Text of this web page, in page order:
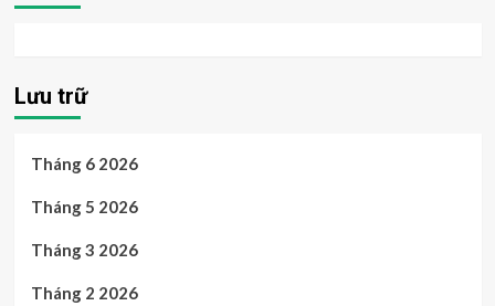
Lưu trữ
Tháng 6 2026
Tháng 5 2026
Tháng 3 2026
Tháng 2 2026